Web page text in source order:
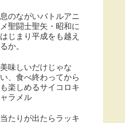
息のながいバトルアニ
メ聖闘士聖矢・昭和に
はじまり平成をも越え
るか。
美味しいだけじゃな
い、食べ終わってから
も楽しめるサイコロキ
ャラメル
当たりが出たらラッキ